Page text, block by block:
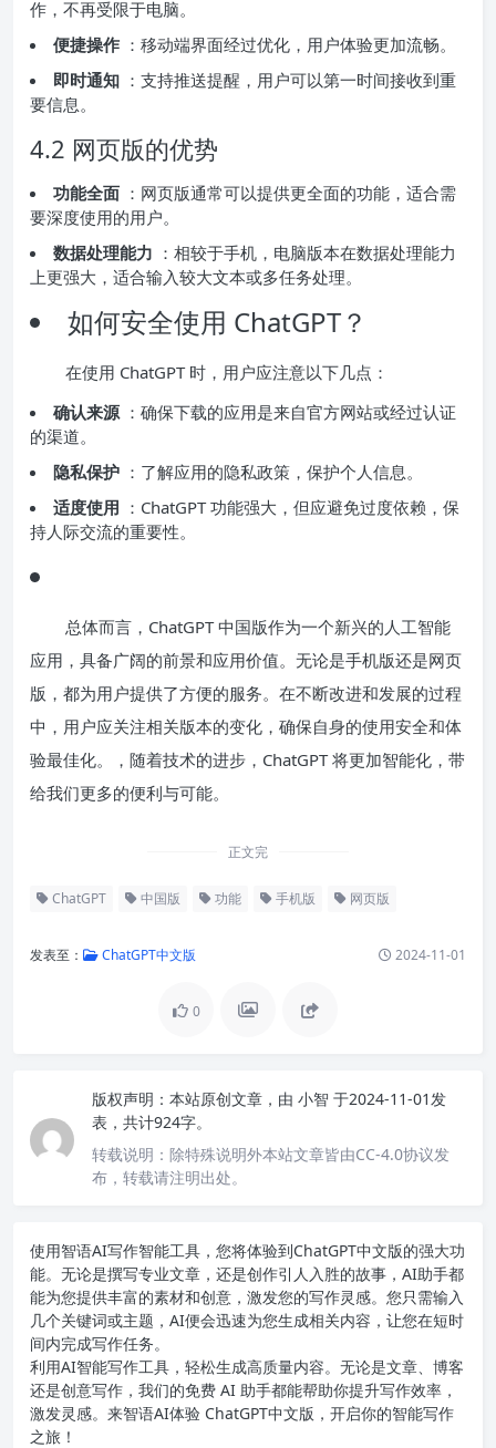
作，不再受限于电脑。
便捷操作 ：移动端界面经过优化，用户体验更加流畅。
即时通知 ：支持推送提醒，用户可以第一时间接收到重
要信息。
4.2 网页版的优势
功能全面 ：网页版通常可以提供更全面的功能，适合需
要深度使用的用户。
数据处理能力 ：相较于手机，电脑版本在数据处理能力
上更强大，适合输入较大文本或多任务处理。
如何安全使用 ChatGPT？
在使用 ChatGPT 时，用户应注意以下几点：
确认来源 ：确保下载的应用是来自官方网站或经过认证
的渠道。
隐私保护 ：了解应用的隐私政策，保护个人信息。
适度使用 ：ChatGPT 功能强大，但应避免过度依赖，保
持人际交流的重要性。
总体而言，ChatGPT 中国版作为一个新兴的人工智能
应用，具备广阔的前景和应用价值。无论是手机版还是网页
版，都为用户提供了方便的服务。在不断改进和发展的过程
中，用户应关注相关版本的变化，确保自身的使用安全和体
验最佳化。，随着技术的进步，ChatGPT 将更加智能化，带
给我们更多的便利与可能。
正文完
ChatGPT 中国版 功能 手机版 网页版
发表至： ChatGPT中文版 2024-11-01
0
版权声明： 本站原创文章，由 小智 于2024-11-01发
表，共计924字。
转载说明： 除特殊说明外本站文章皆由CC-4.0协议发
布，转载请注明出处。
使用智语AI写作智能工具，您将体验到ChatGPT中文版的强大功
能。无论是撰写专业文章，还是创作引人入胜的故事，AI助手都
能为您提供丰富的素材和创意，激发您的写作灵感。您只需输入
几个关键词或主题，AI便会迅速为您生成相关内容，让您在短时
间内完成写作任务。
利用AI智能写作工具，轻松生成高质量内容。无论是文章、博客
还是创意写作，我们的免费 AI 助手都能帮助你提升写作效率，
激发灵感。来智语AI体验 ChatGPT中文版 ，开启你的智能写作
之旅！